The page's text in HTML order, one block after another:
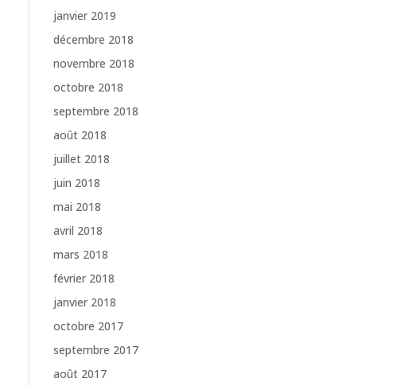
janvier 2019
décembre 2018
novembre 2018
octobre 2018
septembre 2018
août 2018
juillet 2018
juin 2018
mai 2018
avril 2018
mars 2018
février 2018
janvier 2018
octobre 2017
septembre 2017
août 2017